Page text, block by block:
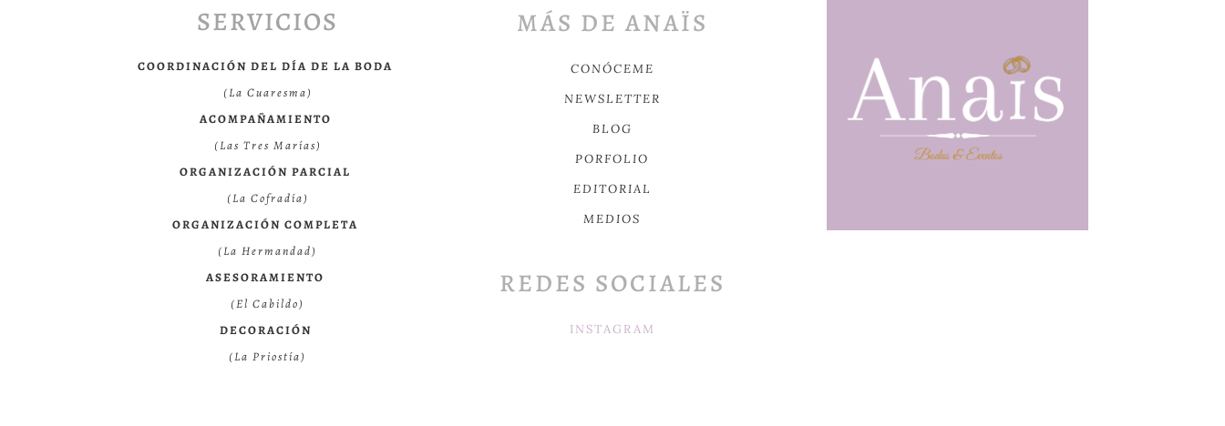
SERVICIOS
COORDINACIÓN DEL DÍA DE LA BODA
(La Cuaresma)
ACOMPAÑAMIENTO
(Las Tres Marías)
ORGANIZACIÓN PARCIAL
(La Cofradía)
ORGANIZACIÓN COMPLETA
(La Hermandad)
ASESORAMIENTO
(El Cabildo)
DECORACIÓN
(La Priostía)
MÁS DE ANAÏS
CONÓCEME
NEWSLETTER
BLOG
PORFOLIO
EDITORIAL
MEDIOS
REDES SOCIALES
INSTAGRAM